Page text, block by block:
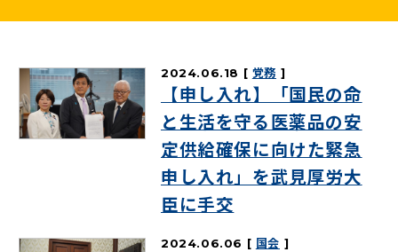
こくみんうさぎの部屋
参加・サポート
Go!Go!こくみんストア（新しいタブで開く）
TEAMこくみんうさぎ（新しいタブで開く）
こくみんオンラインスクール（新しいタブで開く）
2024.06.18 党務
【申し入れ】「国民の命
と生活を守る医薬品の安
定供給確保に向けた緊急
申し入れ」を武見厚労大
臣に手交
2024.06.06 国会